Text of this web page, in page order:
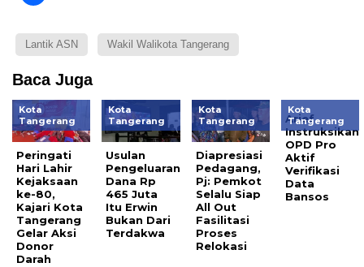
Lantik ASN Wakil Walikota Tangerang
Baca Juga
Kota
Tangerang
Peringati
Hari Lahir
Kejaksaan
ke-80,
Kajari Kota
Tangerang
Gelar Aksi
Donor
Darah
Kota
Tangerang
Usulan
Pengeluaran
Dana Rp
465 Juta
Itu Erwin
Bukan Dari
Terdakwa
Kota
Tangerang
Diapresiasi
Pedagang,
Pj: Pemkot
Selalu Siap
All Out
Fasilitasi
Proses
Relokasi
Kota
Tangerang
Arief
Instruksikan
OPD Pro
Aktif
Verifikasi
Data
Bansos